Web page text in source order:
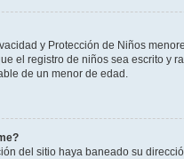
y Protección de Niños
el registro de niños sea escrito y
de un menor de edad.
del sitio haya baneado su